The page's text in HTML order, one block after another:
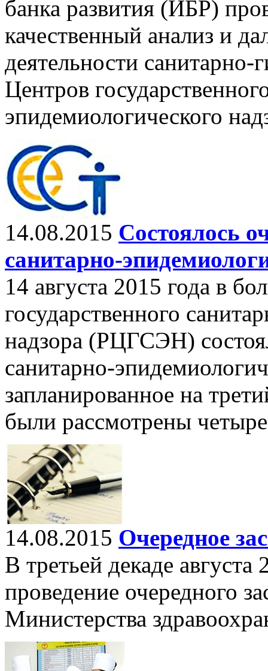
банка развития (ИБР)
качественный анализ и
деятельности санитарно-
Центров
эпидемиологического
14.08.2015 Состоялось
санитарно-
14 августа 2015 года в
государственного
надзора (РЦГСЭН)
санитарно-
запланированное на
были рассмотрены
14.08.2015 Очередное
В третьей декаде августа
проведение очередного
Министерства